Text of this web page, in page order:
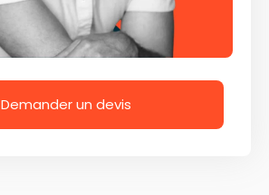
Demander un devis